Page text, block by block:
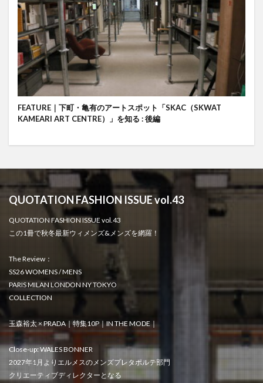
FEATURE｜下町・亀有のアートスポット「SKAC（SKWAT
KAMEARI ART CENTRE）」を知る : 後編
QUOTATION FASHION ISSUE vol.43
QUOTATION FASHION ISSUE vol.43
この1冊で秋冬最新ウィメンズ&メンズを網羅！
The Review：
SS26 WOMENS / MENS
PARIS MILAN LONDON NY TOKYO
COLLECTION
玉森裕太 × PRADA｜特集10P｜IN THE MODE｜
Close-up: WALES BONNER
2027年1月よりエルメスのメンズプレタポルテ部門
クリエーティブディレクターとなる